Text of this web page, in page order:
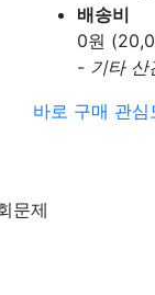
배송비
0원
- 기타 산
바로 구매 관심
문제